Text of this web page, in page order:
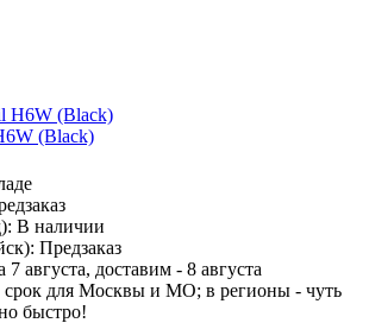
(Black)
В наличии
Предзаказ
августа, доставим - 8 августа
для Москвы и МО; в регионы - чуть
быстро!